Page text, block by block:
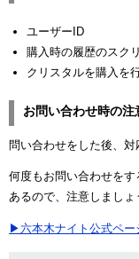
ユーザーID
購入時の履歴のスク
クリスタルを購入を
お問い合わせ時の注
問い合わせをした後、対
何度もお問い合わせを
あるので、注意しましょ
▶六本木ナイト公式ペー